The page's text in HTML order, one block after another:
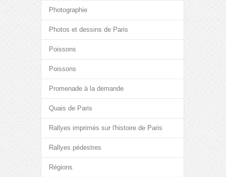
Photographie
Photos et dessins de Paris
Poissons
Poissons
Promenade à la demande
Quais de Paris
Rallyes imprimés sur l'histoire de Paris
Rallyes pédestres
Régions